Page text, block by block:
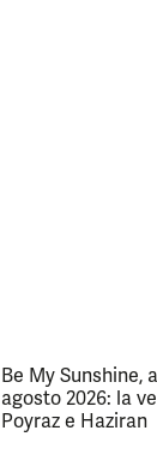
Be My Sunshine,
agosto 2026: la
Poyraz e Haziran